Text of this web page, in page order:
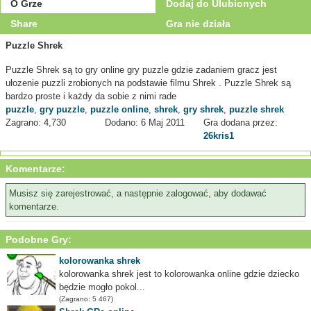
O Grze
Dodaj do Ulubionych
Share
Gra nie działa
Puzzle Shrek
Puzzle Shrek są to gry online gry puzzle gdzie zadaniem gracz jest
ułozenie puzzli zrobionych na podstawie filmu Shrek . Puzzle Shrek są
bardzo proste i każdy da sobie z nimi rade
puzzle, gry puzzle, puzzle online, shrek, gry shrek, puzzle shrek
Zagrano: 4,730
Dodano: 6 Maj 2011
Gra dodana przez:
26kris1
Komentarze:
Musisz się zarejestrować, a następnie zalogować, aby dodawać
komentarze.
Podobne Gry:
kolorowanka shrek
kolorowanka shrek jest to kolorowanka online gdzie dziecko
będzie mogło pokol...
(Zagrano: 5 467)